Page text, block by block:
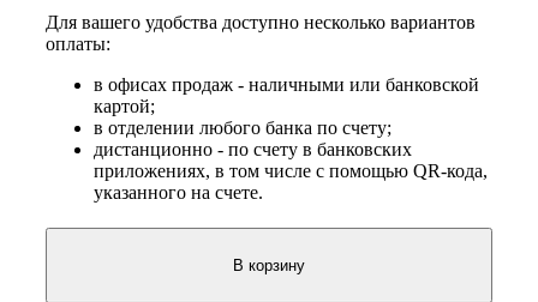
Для вашего удобства доступно несколько вариантов
оплаты:
в офисах продаж - наличными или банковской
картой;
в отделении любого банка по счету;
дистанционно - по счету в банковских
приложениях, в том числе с помощью QR-кода,
указанного на счете.
В корзину